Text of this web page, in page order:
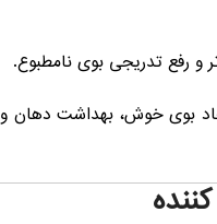
و رفع تدریجی بوی نامطبوع.
بوی خوش، بهداشت دهان و